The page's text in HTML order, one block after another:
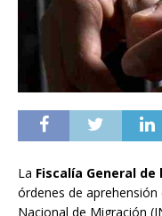
La Fiscalía General de
órdenes de
Nacional de Migración